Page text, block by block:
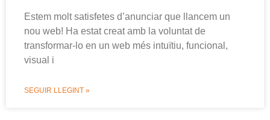
Estem molt satisfetes d’anunciar que llancem un
nou web! Ha estat creat amb la voluntat de
transformar-lo en un web més intuïtiu, funcional,
visual i
SEGUIR LLEGINT »